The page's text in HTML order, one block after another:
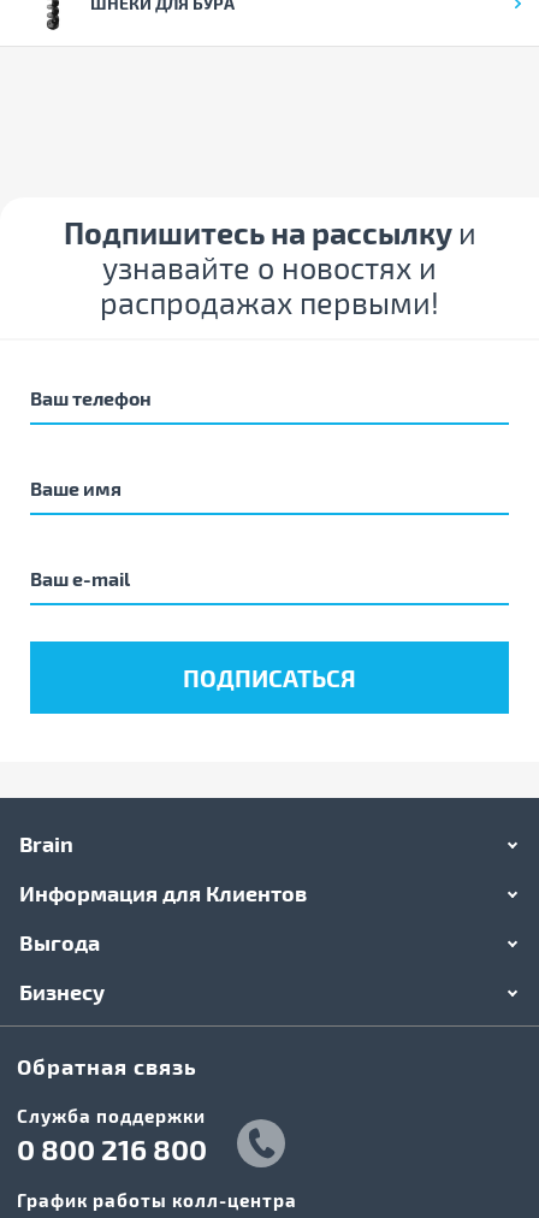
Подпишитесь на рассылку и
узнавайте о новостях и
распродажах первыми!
Brain
Информация для Клиентов
Выгода
Бизнесу
Обратная связь
Служба поддержки
0 800 216 800
График работы колл-центра